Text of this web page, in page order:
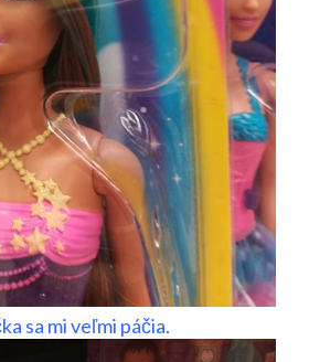
sa mi veľmi páčia.